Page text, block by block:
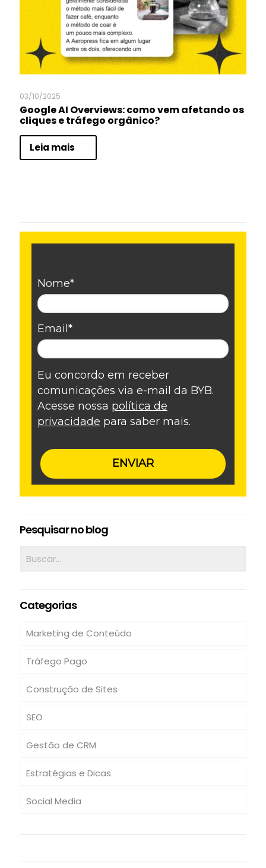
03/10/2025
Google AI Overviews: como vem afetando os
cliques e tráfego orgânico?
Leia mais
Nome*
Email*
Eu concordo em receber
comunicações via e-mail da BYB.
Acesse nossa política de
privacidade para saber mais.
ENVIAR
Pesquisar no blog
Categorias
Marketing de Conteúdo
Tráfego Pago
Construção de Sites
SEO
Gestão de CRM
Estratégias e Dicas
Social Media